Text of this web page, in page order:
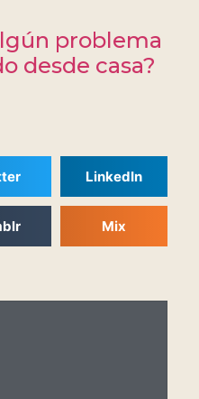
problema
desde casa?
LinkedIn
Mix